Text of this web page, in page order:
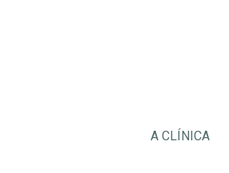
A CLÍNICA